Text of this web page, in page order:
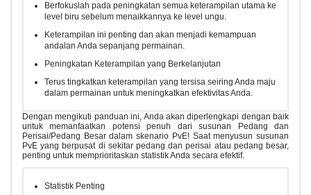
Berfokuslah pada peningkatan semua keterampilan utama ke
level biru sebelum menaikkannya ke level ungu.
Keterampilan ini penting dan akan menjadi kemampuan
andalan Anda sepanjang permainan.
Peningkatan Keterampilan yang Berkelanjutan
Terus tingkatkan keterampilan yang tersisa seiring Anda maju
dalam permainan untuk meningkatkan efektivitas Anda.
Dengan mengikuti panduan ini, Anda akan diperlengkapi dengan baik
untuk memanfaatkan potensi penuh dari susunan Pedang dan
Perisai/Pedang Besar dalam skenario PvE! Saat menyusun susunan
PvE yang berpusat di sekitar pedang dan perisai atau pedang besar,
penting untuk memprioritaskan statistik Anda secara efektif.
Statistik Penting